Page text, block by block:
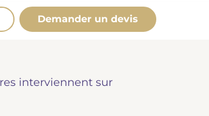
Demander un devis
accompagner l'hommage du
nos gammes spécialisées.
interviennent sur